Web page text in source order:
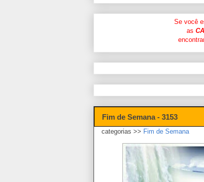
Se você
as
Fim de Semana - 3153
categorias >> Fim de Semana